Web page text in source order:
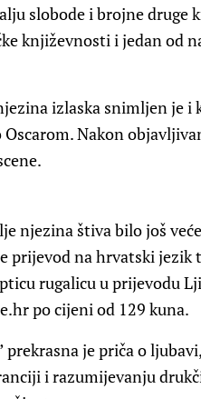
slobode i brojne druge
književnosti i jedan od
izlaska snimljen je
Nakon
njezina štiva bilo još
prijevod na hrvatski jezik
rugalicu u prijevodu
po cijeni od 129 kuna.
prekrasna je priča o
i razumijevanju